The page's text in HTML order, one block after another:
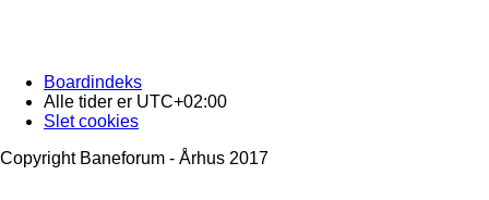
Boardindeks
Alle tider er UTC+02:00
Slet cookies
Copyright Baneforum - Århus 2017